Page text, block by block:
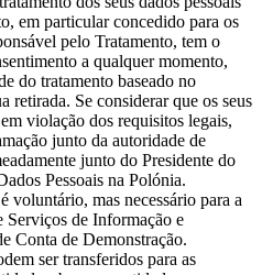
em particular concedido para os
pelo Tratamento, tem o
a qualquer momento,
do tratamento baseado no
retirada. Se considerar que os seus
violação dos requisitos legais,
junto da autoridade de
junto do Presidente do
Pessoais na Polónia.
voluntário, mas necessário para a
Serviços de Informação e
Conta de Demonstração.
ser transferidos para as